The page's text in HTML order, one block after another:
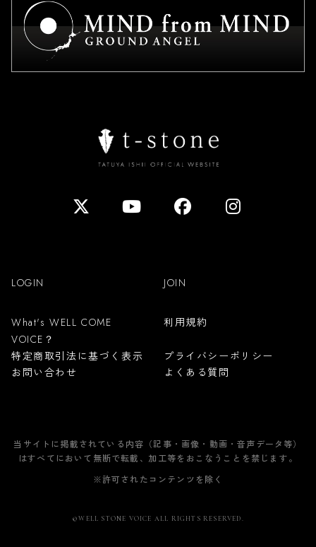
LOGIN JOIN
What's WELL COME
VOICE？
利用規約
特定商取引法に基づく表示
プライバシーポリシー
お問い合わせ
よくある質問
当サイトに掲載されている内容（記事・画像・動画・音声データ等）
はすべてにおいて無断で転載、加工等をおこなうことを禁じます。
※許可されたコンテンツを除く
©WELL STONE VOICE ALL RIGHTS RESERVED.